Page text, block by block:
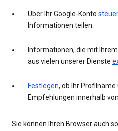
Über Ihr Google-Konto
Informationen teilen.
Informationen, die mit
aus vielen unserer Dienste
Festlegen, ob Ihr
Empfehlungen innerhalb
Sie können Ihren Browser auch